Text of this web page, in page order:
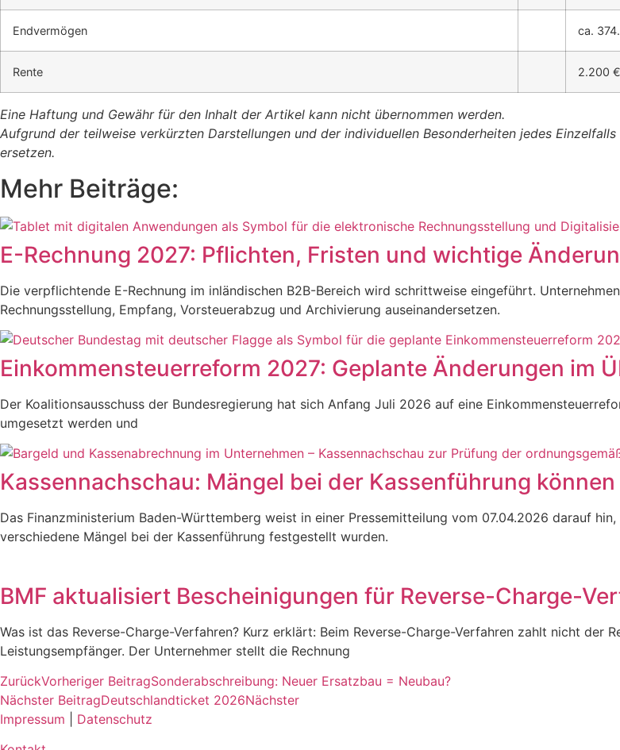
Endvermögen ca.
Rente 2.200
Eine Haftung und Gewähr für den Inhalt der Artikel kann nicht übernommen werden.
Aufgrund der teilweise verkürzten Darstellungen und der individuellen Besonderheiten jedes
ersetzen.
Mehr Beiträge:
E-Rechnung 2027: Pflichten, Fristen und wichtige
Die verpflichtende E-Rechnung im inländischen B2B-Bereich wird schrittweise eingeführt.
Rechnungsstellung, Empfang, Vorsteuerabzug und Archivierung auseinandersetzen.
Einkommensteuerreform 2027: Geplante Änderungen im
Der Koalitionsausschuss der Bundesregierung hat sich Anfang Juli 2026 auf eine
umgesetzt werden und
Kassennachschau: Mängel bei der Kassenführung
Das Finanzministerium Baden-Württemberg weist in einer Pressemitteilung vom 07.04.2026 darauf
verschiedene Mängel bei der Kassenführung festgestellt wurden.
BMF aktualisiert Bescheinigungen für Reverse-Charge-
Was ist das Reverse-Charge-Verfahren? Kurz erklärt: Beim Reverse-Charge-Verfahren zahlt nicht der
Leistungsempfänger. Der Unternehmer stellt die Rechnung
ZurückVorheriger BeitragSonderabschreibung: Neuer Ersatzbau = Neubau?
Nächster BeitragDeutschlandticket 2026Nächster
Impressum
Datenschutz